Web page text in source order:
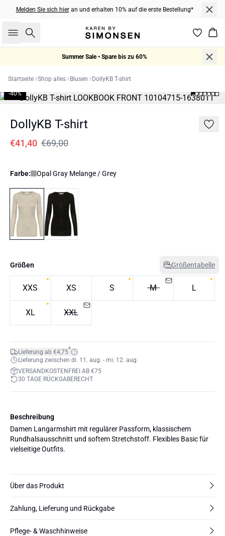
Melden Sie sich hieran und erhalten 10% auf die erste Bestellung*
Suche
Summer Sale • Spare bis zu 60%
Startseite Shop alles Blusen DollyKB T-shirt
-40%
DollyKB T-shirt
€41,40 €69,00
Farbe: Opal Gray Melange / Grey
Größen Größentabelle
XXS XS S M L
XL XXL
Lieferung ab €4,75*
Lieferung zwischen di. 11. aug. - mi. 12. aug.
VERSANDKOSTENFREI AB €75
30 TAGE RÜCKGABERECHT
Beschreibung
Damen Langarmshirt mit regulärer Passform, klassischem
Rundhalsausschnitt und softem Stretchstoff. Flexibles Basic für
vielseitige Outfits.
Über das Produkt
Zahlung, Lieferung und Rückgabe
Pflege- & Waschhinweise